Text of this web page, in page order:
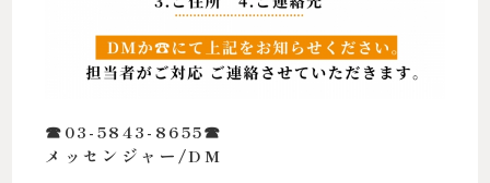
☎︎03-5843-8655☎︎
メッセンジャー/DM